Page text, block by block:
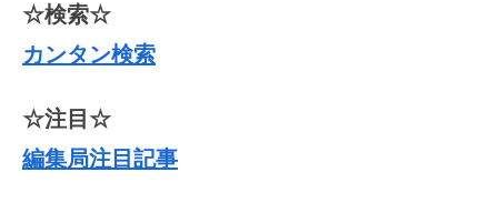
☆検索☆
カンタン検索
☆注目☆
編集局注目記事